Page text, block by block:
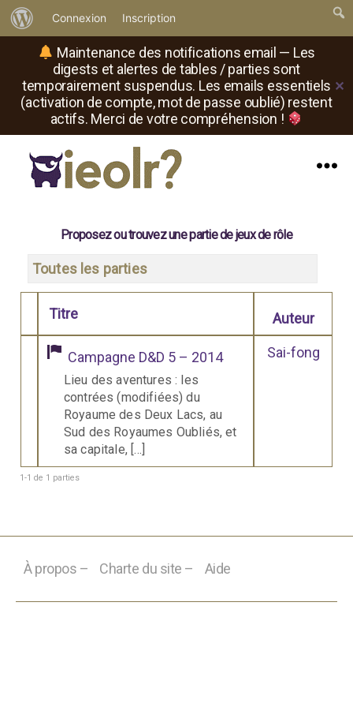
Maintenance des notifications email — Les
digests et alertes de tables / parties sont
temporairement suspendus. Les emails essentiels
(activation de compte, mot de passe oublié) restent
actifs. Merci de votre compréhension !
✕
propos
de
WordPress
Connexion Inscription
rôliste
Proposez ou trouvez une partie de jeux de rôle
Toutes les parties
Comporte des pièces jointes
Titre Auteur
Campagne D&D 5 – 2014
Lieu des aventures : les
contrées (modifiées) du
Royaume des Deux Lacs, au
Sud des Royaumes Oubliés, et
sa capitale, […]
Sai-fong
1-1 de 1 parties
À propos – Charte du site – Aide